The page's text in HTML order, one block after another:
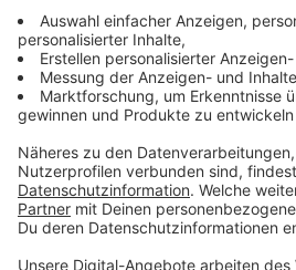
Anzeige
Anzeige